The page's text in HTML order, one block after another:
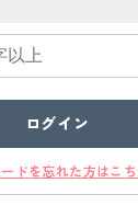
ログイン
ドを忘れた方はこ